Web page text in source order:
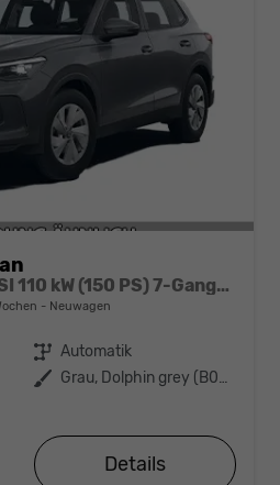
Style (Style) 1.5 eTSI 110 kW (150 PS) 7-Gang-DSG
Neuwagen
Getriebe Automatik
Außenfarbe
Grau, Dolphin grey (B0B0)
Details